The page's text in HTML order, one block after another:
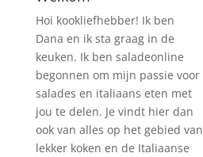
Hoi kookliefhebber! Ik ben
Dana en ik sta graag in de
keuken. Ik ben saladeonline
begonnen om mijn passie voor
salades en italiaans eten met
jou te delen. Je vindt hier dan
ook van alles op het gebied van
lekker koken en de Italiaanse